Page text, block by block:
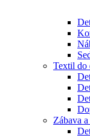
Textil do
Zábava